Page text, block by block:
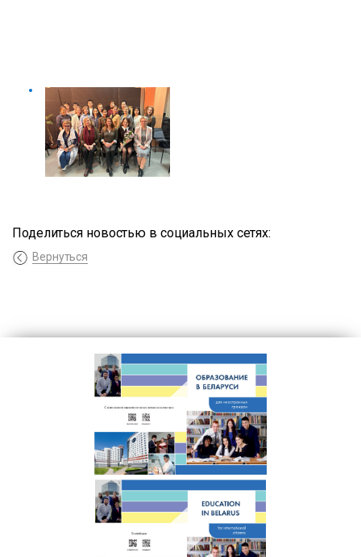
Поделиться новостью в социальных сетях:
Вернуться